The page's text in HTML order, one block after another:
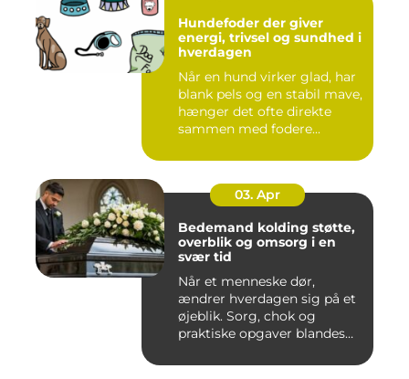
Hundefoder der giver
energi, trivsel og sundhed i
hverdagen
Når en hund virker glad, har
blank pels og en stabil mave,
hænger det ofte direkte
sammen med fodere...
03. Apr
Bedemand kolding støtte,
overblik og omsorg i en
svær tid
Når et menneske dør,
ændrer hverdagen sig på et
øjeblik. Sorg, chok og
praktiske opgaver blandes